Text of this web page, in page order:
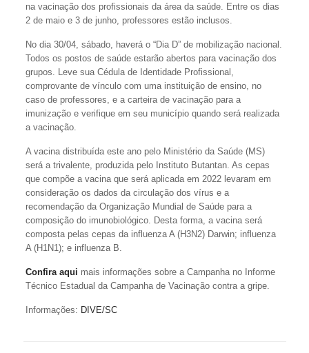
na vacinação dos profissionais da área da saúde. Entre os dias
2 de maio e 3 de junho, professores estão inclusos.
No dia 30/04, sábado, haverá o “Dia D” de mobilização nacional.
Todos os postos de saúde estarão abertos para vacinação dos
grupos. Leve sua Cédula de Identidade Profissional,
comprovante de vínculo com uma instituição de ensino, no
caso de professores, e a carteira de vacinação para a
imunização e verifique em seu município quando será realizada
a vacinação.
A vacina distribuída este ano pelo Ministério da Saúde (MS)
será a trivalente, produzida pelo Instituto Butantan. As cepas
que compõe a vacina que será aplicada em 2022 levaram em
consideração os dados da circulação dos vírus e a
recomendação da Organização Mundial de Saúde para a
composição do imunobiológico. Desta forma, a vacina será
composta pelas cepas da influenza A (H3N2) Darwin; influenza
A (H1N1); e influenza B.
Confira aqui mais informações sobre a Campanha no Informe
Técnico Estadual da Campanha de Vacinação contra a gripe.
Informações: DIVE/SC